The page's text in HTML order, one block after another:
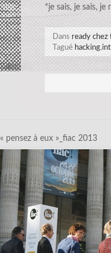
*je sais, je sais, je
Dans ready chez
Tagué hacking,
« pensez à eux »_fiac 2013